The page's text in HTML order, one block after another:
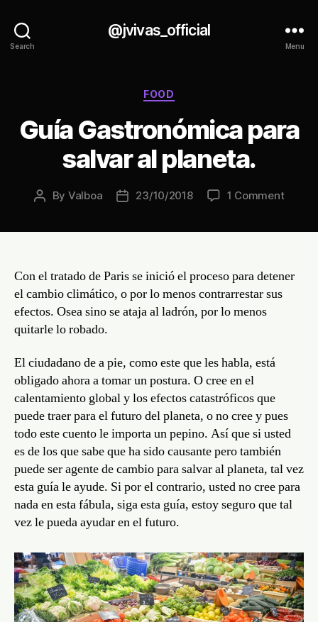
Search
@jvivas_official
Menu
Categories
FOOD
Guía Gastronómica para
salvar al planeta.
Post
By Valboa
Post23/10/2018 1 Commenton
al
Con el tratado de Paris se inició el proceso para detener
el cambio climático, o por lo menos contrarrestar sus
efectos. Osea sino se ataja al ladrón, por lo menos
quitarle lo robado.
El ciudadano de a pie, como este que les habla, está
obligado ahora a tomar un postura. O cree en el
calentamiento global y los efectos catastróficos que
puede traer para el futuro del planeta, o no cree y pues
todo este cuento le importa un pepino. Así que si usted
es de los que sabe que ha sido causante pero también
puede ser agente de cambio para salvar al planeta, tal vez
esta guía le ayude. Si por el contrario, usted no cree para
nada en esta fábula, siga esta guía, estoy seguro que tal
vez le pueda ayudar en el futuro.